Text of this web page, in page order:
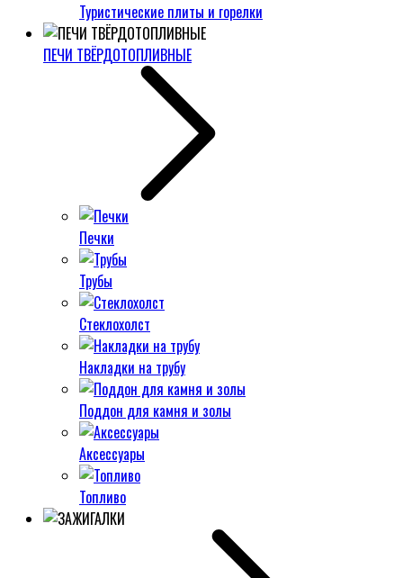
Туристические плиты и горелки
ПЕЧИ ТВЁРДОТОПЛИВНЫЕ
Печки
Трубы
Стеклохолст
Накладки на трубу
Поддон для камня и золы
Аксессуары
Топливо